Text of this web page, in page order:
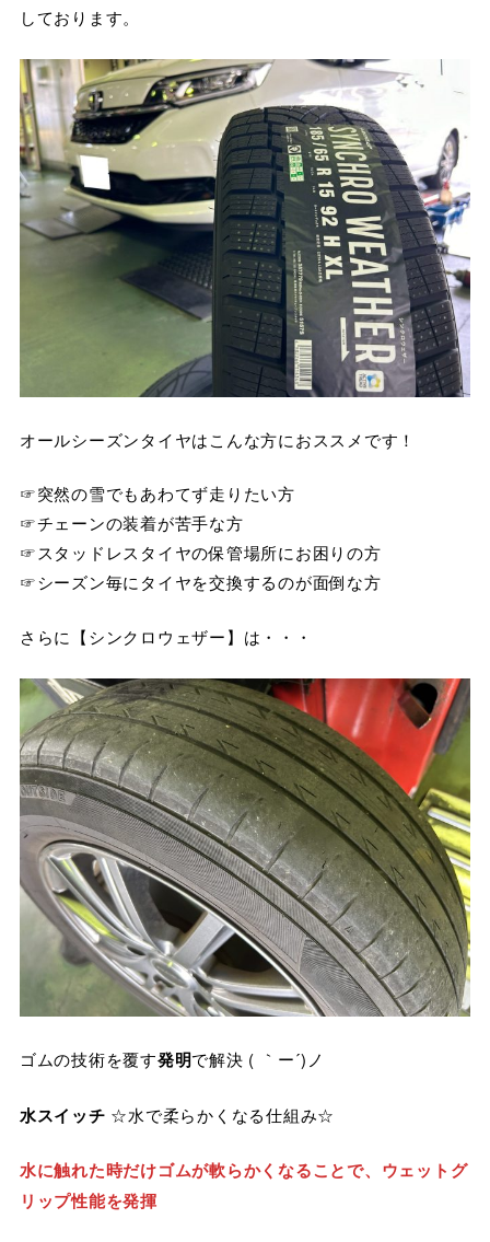
しております。
オールシーズンタイヤはこんな方におススメです！
☞突然の雪でもあわてず走りたい方
☞チェーンの装着が苦手な方
☞スタッドレスタイヤの保管場所にお困りの方
☞シーズン毎にタイヤを交換するのが面倒な方
さらに【シンクロウェザー】は・・・
ゴムの技術を覆す発明で解決 ( ｀ー´)ノ
水スイッチ ☆水で柔らかくなる仕組み☆
水に触れた時だけゴムが軟らかくなることで、ウェットグ
リップ性能を発揮